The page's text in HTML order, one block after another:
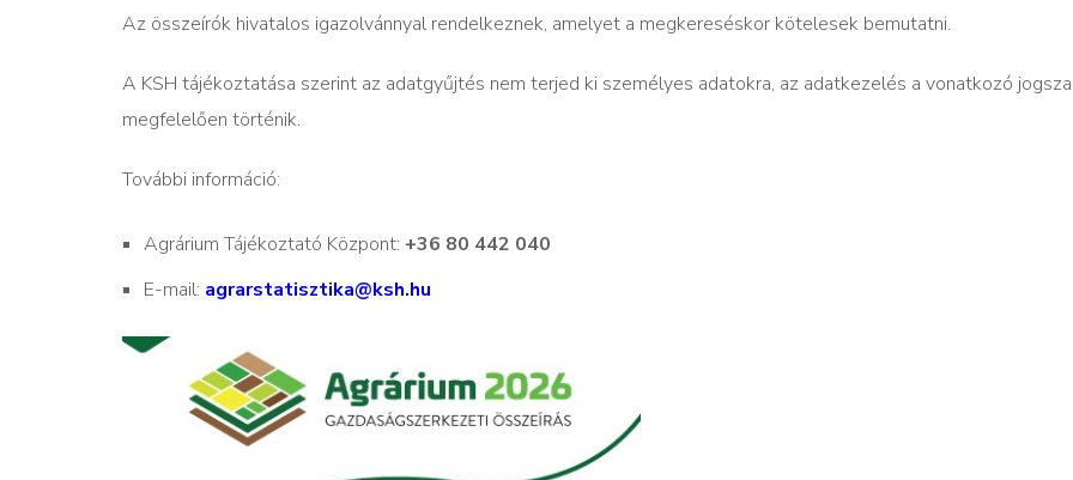
Az összeírók hivatalos igazolvánnyal rendelkeznek, amelyet a megkereséskor kötelesek bemutatni.
A KSH tájékoztatása szerint az adatgyűjtés nem terjed ki személyes adatokra, az adatkezelés a vonatkozó
megfelelően történik.
További információ:
Agrárium Tájékoztató Központ: +36 80 442 040
E-mail: agrarstatisztika@ksh.hu